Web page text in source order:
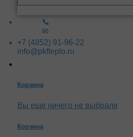
📞
✉
+7 (4852) 91-96-22
info@pkfteplo.ru
Корзина
Вы еще ничего не выбрали
Корзина